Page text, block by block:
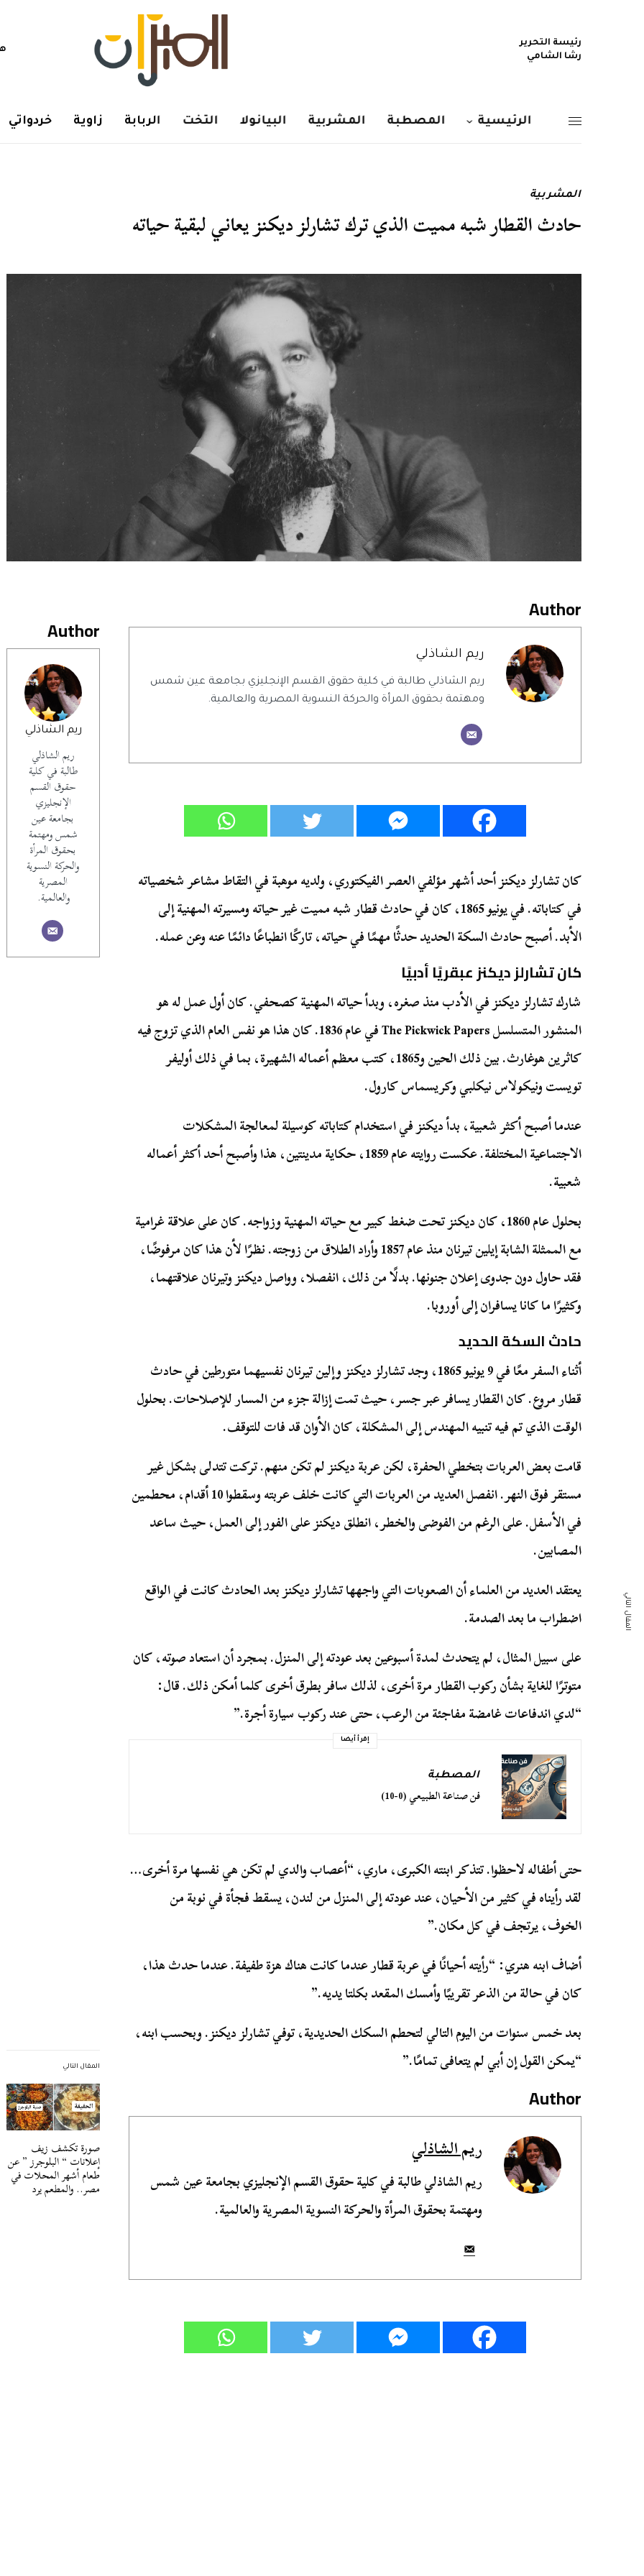
رئيسة التحرير
رشا الشامي
الرئيسية المصطبة المشربية البيانولا التخت الربابة زاوية خردواتي
المشربية
حادث القطار شبه مميت الذي ترك تشارلز ديكنز يعاني لبقية حياته
Author
ريم الشاذلي
ريم الشاذلي
طالبة في كلية
حقوق القسم
الإنجليزي
بجامعة عين
شمس ومهتمة
بحقوق المرأة
والحركة النسوية
المصرية
والعالمية.
المقال التالي
صورة تكشف زيف
إعلانات “ البلوجرز ” عن
طعام أشهر المحلات في
مصر.. والمطعم يرد
Author
ريم الشاذلي
ريم الشاذلي طالبة في كلية حقوق القسم الإنجليزي بجامعة عين شمس
ومهتمة بحقوق المرأة والحركة النسوية المصرية والعالمية.
كان تشارلز ديكنز أحد أشهر مؤلفي العصر الفيكتوري، ولديه موهبة في التقاط مشاعر شخصياته
في كتاباته. في يونيو 1865، كان في حادث قطار شبه مميت غير حياته ومسيرته المهنية إلى
الأبد. أصبح حادث السكة الحديد حدثًا مهمًا في حياته، تاركًا انطباعًا دائمًا عنه وعن عمله.
كان تشارلز ديكنز عبقريًا أدبيًا
شارك تشارلز ديكنز في الأدب منذ صغره، وبدأ حياته المهنية كصحفي. كان أول عمل له هو
المنشور المتسلسل The Pickwick Papers في عام 1836. كان هذا هو نفس العام الذي تزوج فيه
كاثرين هوغارث. بين ذلك الحين و1865، كتب معظم أعماله الشهيرة، بما في ذلك أوليفر
تويست ونيكولاس نيكلبي وكريسماس كارول.
عندما أصبح أكثر شعبية، بدأ ديكنز في استخدام كتاباته كوسيلة لمعالجة المشكلات
الاجتماعية المختلفة. عكست روايته عام 1859، حكاية مدينتين، هذا وأصبح أحد أكثر أعماله
شعبية.
بحلول عام 1860، كان ديكنز تحت ضغط كبير مع حياته المهنية وزواجه. كان على علاقة غرامية
مع الممثلة الشابة إيلين تيرنان منذ عام 1857 وأراد الطلاق من زوجته. نظرًا لأن هذا كان مرفوضًا،
فقد حاول دون جدوى إعلان جنونها. بدلًا من ذلك، انفصلا، وواصل ديكنز وتيرنان علاقتهما،
وكثيرًا ما كانا يسافران إلى أوروبا.
حادث السكة الحديد
أثناء السفر معًا في 9 يونيو 1865، وجد تشارلز ديكنز وإلين تيرنان نفسيهما متورطين في حادث
قطار مروع. كان القطار يسافر عبر جسر، حيث تمت إزالة جزء من المسار للإصلاحات. بحلول
الوقت الذي تم فيه تنبيه المهندس إلى المشكلة، كان الأوان قد فات للتوقف.
قامت بعض العربات بتخطي الحفرة، لكن عربة ديكنز لم تكن منهم. تركت تتدلى بشكل غير
مستقر فوق النهر. انفصل العديد من العربات التي كانت خلف عربته وسقطوا 10 أقدام، محطمين
في الأسفل. على الرغم من الفوضى والخطر، انطلق ديكنز على الفور إلى العمل، حيث ساعد
المصابين.
يعتقد العديد من العلماء أن الصعوبات التي واجهها تشارلز ديكنز بعد الحادث كانت في الواقع
اضطراب ما بعد الصدمة.
على سبيل المثال، لم يتحدث لمدة أسبوعين بعد عودته إلى المنزل. بمجرد أن استعاد صوته، كان
متوترًا للغاية بشأن ركوب القطار مرة أخرى، لذلك سافر بطرق أخرى كلما أمكن ذلك. قال:
“لدي اندفاعات غامضة مفاجئة من الرعب، حتى عند ركوب سيارة أجرة.”
إقرأ أيضا
المصطبة
فن صناعة الطبيعي (0-10)
حتى أطفاله لاحظوا. تتذكر ابنته الكبرى، ماري، “أعصاب والدي لم تكن هي نفسها مرة أخرى…
لقد رأيناه في كثير من الأحيان، عند عودته إلى المنزل من لندن، يسقط فجأة في نوبة من
الخوف، يرتجف في كل مكان.”
أضاف ابنه هنري: “رأيته أحيانًا في عربة قطار عندما كانت هناك هزة طفيفة. عندما حدث هذا،
كان في حالة من الذعر تقريبًا وأمسك المقعد بكلتا يديه.”
بعد خمس سنوات من اليوم التالي لتحطم السكك الحديدية، توفي تشارلز ديكنز. وبحسب ابنه،
“يمكن القول إن أبي لم يتعافى تمامًا.”
Author
ريم الشاذلي
ريم الشاذلي طالبة في كلية حقوق القسم الإنجليزي بجامعة عين شمس
ومهتمة بحقوق المرأة والحركة النسوية المصرية والعالمية.
المقال التالي